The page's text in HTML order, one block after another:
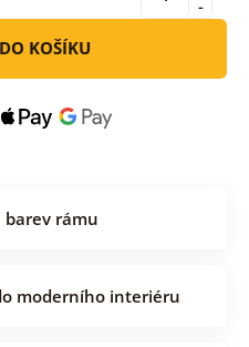
-
KOŠÍKU
barev rámu
moderního interiéru